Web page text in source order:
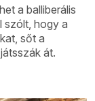
a balliberális
szólt, hogy a
sőt a
át.